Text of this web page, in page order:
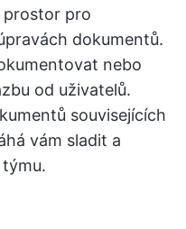
prostor pro
dokumentů.
nebo
od uživatelů.
souvisejících
vám sladit a